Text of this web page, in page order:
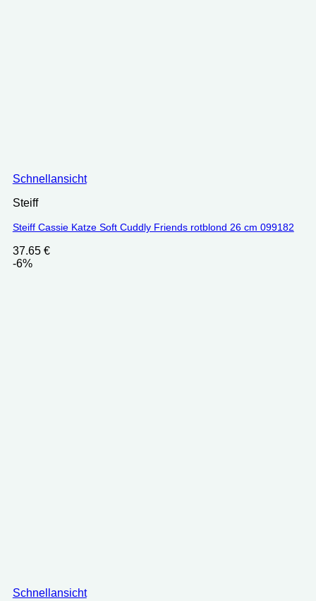
Schnellansicht
Steiff
Steiff Cassie Katze Soft Cuddly Friends rotblond 26 cm 099182
37.65 €
-6%
Schnellansicht